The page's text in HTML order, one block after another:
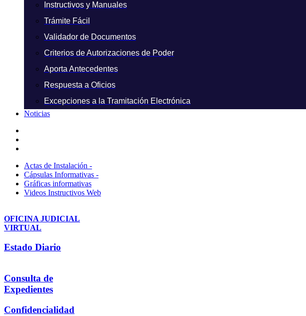
Instructivos y Manuales
Trámite Fácil
Validador de Documentos
Criterios de Autorizaciones de Poder
Aporta Antecedentes
Respuesta a Oficios
Excepciones a la Tramitación Electrónica
Noticias
Actas de Instalación -
Cápsulas Informativas -
Gráficas informativas
Videos Instructivos Web
OFICINA JUDICIAL
VIRTUAL
Estado Diario
Consulta de
Expedientes
Confidencialidad